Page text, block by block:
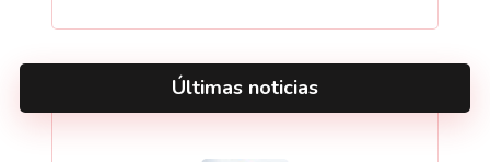
Últimas noticias